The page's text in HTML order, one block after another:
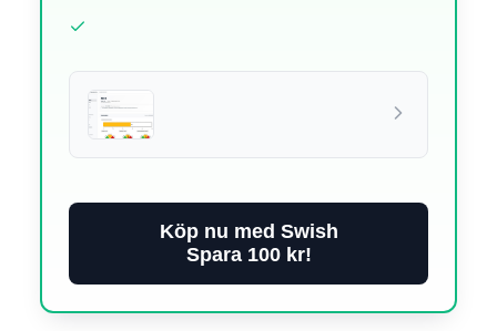
Köp nu med Swish
Spara 100 kr!